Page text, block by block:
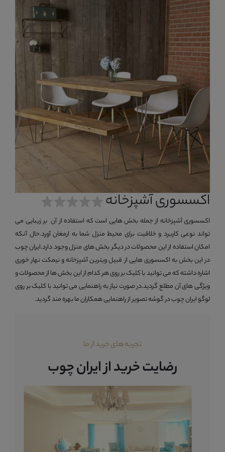
اکسسوری آشپزخانه
اکسسوری آشپزخانه از جمله بخش هایی است که استفاده از آن بر زیبایی می
تواند نوعی کاربرد و خلاقیت برای محیط منزل شما به ارمغان آورد.حال آنکه
امکان استفاده از این محصولات در دیگر بخش های منزل وجود دارد.ایران چوب
در این بخش به اکسسوری هایی از قبیل ویترین آشپزخانه و نیمکت نهار خوری
اشاره داشته که می توانید با کلیک بر روی هر کدام از این بخش ها از محصولات و
ویژگی های آن مطلع گردید.در صورت نیاز به راهنمایی می توانید با کلیک بر روی
لوگو ایران چوب در گوشه تصویر از راهنمایی همکاران ما بهره مند گردید.
تجربه های خرید از ما
رضایت خرید از ایران چوب